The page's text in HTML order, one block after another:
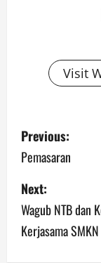
Visit
P
o
s
t
n
Previous:
Pemasaran
Next:
Wagub NTB dan
Kerjasama